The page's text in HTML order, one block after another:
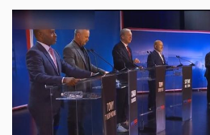
的叢林初選制度下，也就是不
決選，共和黨電視評論員希
貝塞拉將可望取得11月決選門
更多觀察指標。